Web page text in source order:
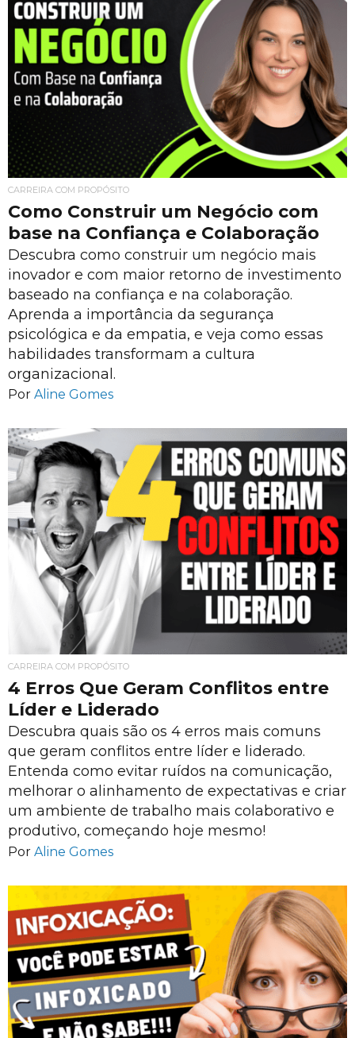
CARREIRA COM PROPÓSITO
Como Construir um Negócio com
base na Confiança e Colaboração
Descubra como construir um negócio mais
inovador e com maior retorno de investimento
baseado na confiança e na colaboração.
Aprenda a importância da segurança
psicológica e da empatia, e veja como essas
habilidades transformam a cultura
organizacional.
Por Aline Gomes
CARREIRA COM PROPÓSITO
4 Erros Que Geram Conflitos entre
Líder e Liderado
Descubra quais são os 4 erros mais comuns
que geram conflitos entre líder e liderado.
Entenda como evitar ruídos na comunicação,
melhorar o alinhamento de expectativas e criar
um ambiente de trabalho mais colaborativo e
produtivo, começando hoje mesmo!
Por Aline Gomes